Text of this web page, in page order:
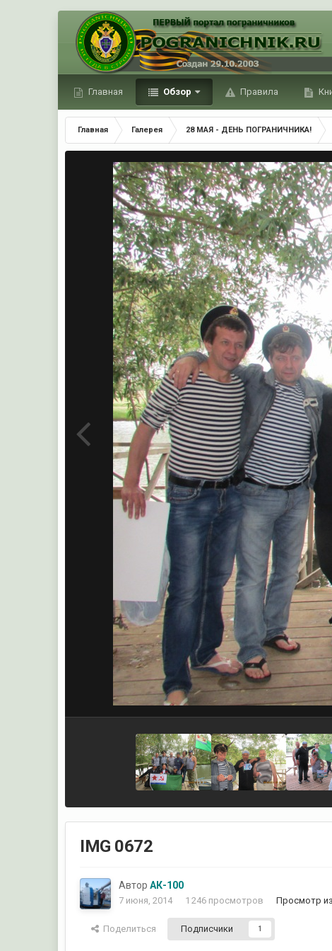
Главная Обзор Правила
Главная Галерея 28 МАЯ - ДЕНЬ ПОГРАНИЧНИКА!
IMG 0672
АвторАК-100
7 июня, 2014 1 246 просмотров Просмотр
Поделиться Подписчики 1